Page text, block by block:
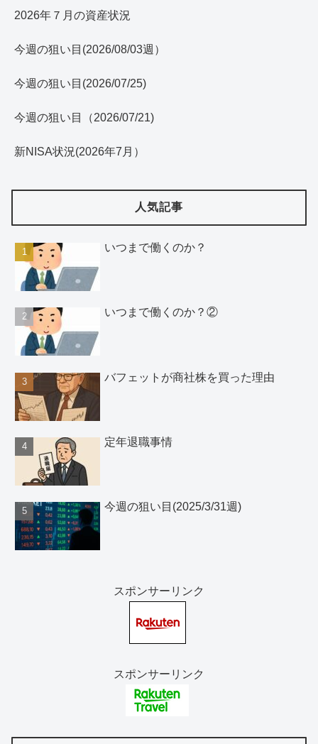
2026年７月の資産状況
今週の狙い目(2026/08/03週）
今週の狙い目(2026/07/25)
今週の狙い目（2026/07/21)
新NISA状況(2026年7月）
人気記事
いつまで働くのか？
いつまで働くのか？②
バフェットが商社株を買った理由
定年退職事情
今週の狙い目(2025/3/31週)
スポンサーリンク
スポンサーリンク